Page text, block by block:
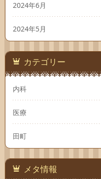
2024年6月
2024年5月
カテゴリー
内科
医療
田町
メタ情報